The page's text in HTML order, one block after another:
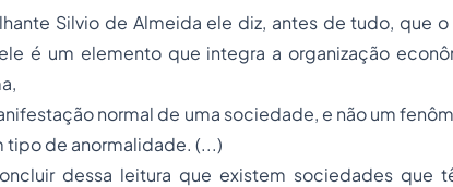
Silvio de Almeida ele diz, antes de tudo, que
é um elemento que integra a organização
normal de uma sociedade, e não um
tipo de anormalidade. (...)
dessa leitura que existem sociedades que